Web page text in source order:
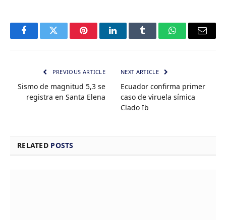
FacebookTwitter PinterestLinkedInTumblr WhatsAppEmail
PREVIOUS ARTICLE
Sismo de magnitud 5,3 se
registra en Santa Elena
NEXT ARTICLE
Ecuador confirma primer
caso de viruela símica
Clado Ib
RELATED POSTS